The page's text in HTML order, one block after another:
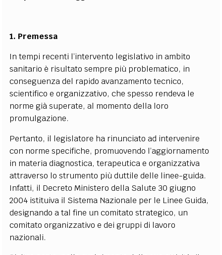
1. Premessa
In tempi recenti l’intervento legislativo in ambito
sanitario è risultato sempre più problematico, in
conseguenza del rapido avanzamento tecnico,
scientifico e organizzativo, che spesso rendeva le
norme già superate, al momento della loro
promulgazione.
Pertanto, il legislatore ha rinunciato ad intervenire
con norme specifiche, promuovendo l’aggiornamento
in materia diagnostica, terapeutica e organizzativa
attraverso lo strumento più duttile delle linee-guida.
Infatti, il Decreto Ministero della Salute 30 giugno
2004 istituiva il Sistema Nazionale per le Linee Guida,
designando a tal fine un comitato strategico, un
comitato organizzativo e dei gruppi di lavoro
nazionali.